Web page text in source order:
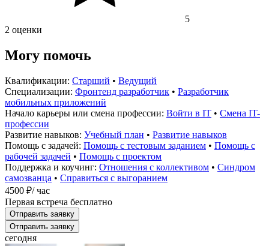
5
2 оценки
Могу помочь
Квалификации: Старший • Ведущий
Специализации: Фронтенд разработчик • Разработчик
мобильных приложений
Начало карьеры или смена профессии: Войти в IT • Смена IT-
профессии
Развитие навыков: Учебный план • Развитие навыков
Помощь с задачей: Помощь с тестовым заданием • Помощь с
рабочей задачей • Помощь с проектом
Поддержка и коучинг: Отношения с коллективом • Синдром
самозванца • Справиться с выгоранием
4500 ₽/ час
Первая встреча бесплатно
Отправить заявку
Отправить заявку
сегодня